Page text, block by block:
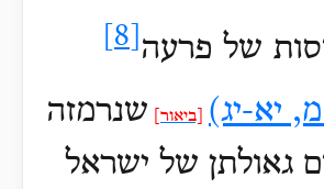
של פרעה
יא-יג) [ביאור]
שנרמזה
גאולתן של ישראל